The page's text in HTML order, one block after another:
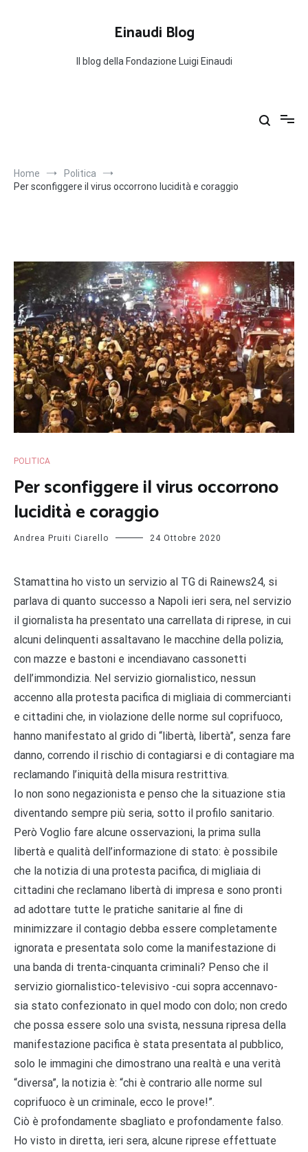
Einaudi Blog
Il blog della Fondazione Luigi Einaudi
Home
Politica
Per sconfiggere il virus occorrono lucidità e coraggio
POLITICA
Per sconfiggere il virus occorrono
lucidità e coraggio
Andrea Pruiti Ciarello 24 Ottobre 2020
Stamattina ho visto un servizio al TG di Rainews24, si
parlava di quanto successo a Napoli ieri sera, nel servizio
il giornalista ha presentato una carrellata di riprese, in cui
alcuni delinquenti assaltavano le macchine della polizia,
con mazze e bastoni e incendiavano cassonetti
dell’immondizia. Nel servizio giornalistico, nessun
accenno alla protesta pacifica di migliaia di commercianti
e cittadini che, in violazione delle norme sul coprifuoco,
hanno manifestato al grido di “libertà, libertà”, senza fare
danno, correndo il rischio di contagiarsi e di contagiare ma
reclamando l’iniquità della misura restrittiva.
Io non sono negazionista e penso che la situazione stia
diventando sempre più seria, sotto il profilo sanitario.
Però Voglio fare alcune osservazioni, la prima sulla
libertà e qualità dell’informazione di stato: è possibile
che la notizia di una protesta pacifica, di migliaia di
cittadini che reclamano libertà di impresa e sono pronti
ad adottare tutte le pratiche sanitarie al fine di
minimizzare il contagio debba essere completamente
ignorata e presentata solo come la manifestazione di
una banda di trenta-cinquanta criminali? Penso che il
servizio giornalistico-televisivo -cui sopra accennavo-
sia stato confezionato in quel modo con dolo; non credo
che possa essere solo una svista, nessuna ripresa della
manifestazione pacifica è stata presentata al pubblico,
solo le immagini che dimostrano una realtà e una verità
“diversa”, la notizia è: “chi è contrario alle norme sul
coprifuoco è un criminale, ecco le prove!”.
Ciò è profondamente sbagliato e profondamente falso.
Ho visto in diretta, ieri sera, alcune riprese effettuate